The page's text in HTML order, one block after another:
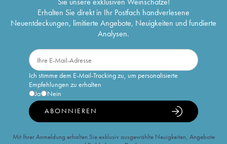
Erhalten Sie direkt in Ihr Postfach handverlesene
Neuentdeckungen, limitierte Angebote, Neuigkeiten und fundierte
Analysen.
Ich stimme dem E-Mail-Tracking zu, um personalisierte
Empfehlungen zu erhalten
Ja
Nein
ABONNIEREN
Mit Ihrer Anmeldung erhalten Sie exklusiv ausgewählte Neuigkeiten, Angebote